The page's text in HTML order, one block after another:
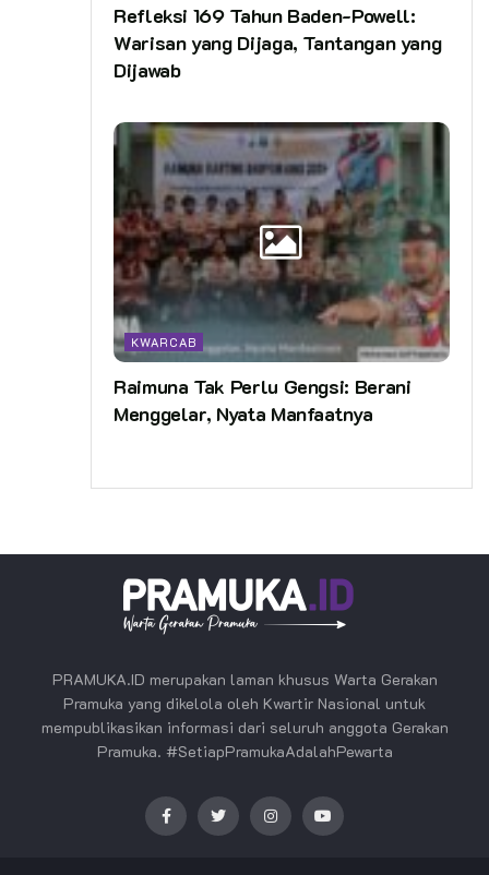
Refleksi 169 Tahun Baden-Powell:
Warisan yang Dijaga, Tantangan yang
Dijawab
KWARCAB
Raimuna Tak Perlu Gengsi: Berani
Menggelar, Nyata Manfaatnya
PRAMUKA.ID merupakan laman khusus Warta Gerakan
Pramuka yang dikelola oleh Kwartir Nasional untuk
mempublikasikan informasi dari seluruh anggota Gerakan
Pramuka. #SetiapPramukaAdalahPewarta